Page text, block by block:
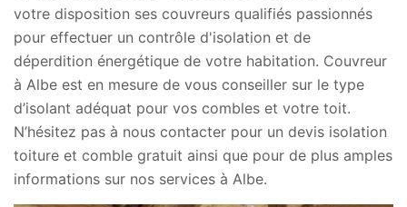
votre disposition ses couvreurs qualifiés passionnés
pour effectuer un contrôle d'isolation et de
déperdition énergétique de votre habitation. Couvreur
à Albe est en mesure de vous conseiller sur le type
d’isolant adéquat pour vos combles et votre toit.
N’hésitez pas à nous contacter pour un devis isolation
toiture et comble gratuit ainsi que pour de plus amples
informations sur nos services à Albe.